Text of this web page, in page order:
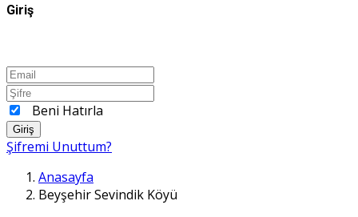
Giriş
Beni Hatırla
Giriş
Şifremi Unuttum?
Anasayfa
Beyşehir Sevindik Köyü